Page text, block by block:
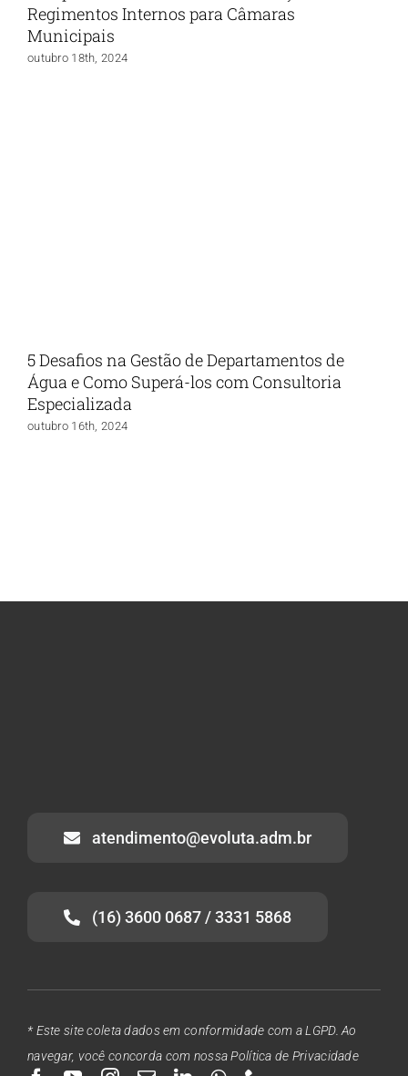
Regimentos Internos para Câmaras
Municipais
outubro 18th, 2024
5 Desafios na Gestão de Departamentos de
Água e Como Superá-los com Consultoria
Especializada
outubro 16th, 2024
atendimento@evoluta.adm.br
(16) 3600 0687 / 3331 5868
* Este site coleta dados em conformidade com a LGPD. Ao
navegar, você concorda com nossa Política de Privacidade